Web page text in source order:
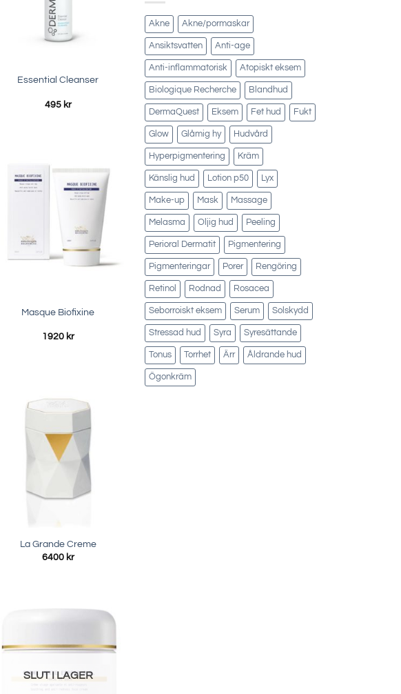
Essential Cleanser
495 kr
Masque Biofixine
1920 kr
La Grande Creme
6400 kr
SLUT I LAGER
Akne Akne/pormaskar
Ansiktsvatten Anti-age
Anti-inflammatorisk Atopiskt eksem
Biologique Recherche Blandhud
DermaQuest Eksem Fet hud Fukt
Glow Glåmig hy Hudvård
Hyperpigmentering Kräm
Känslig hud Lotion p50 Lyx
Make-up Mask Massage
Melasma Oljig hud Peeling
Perioral Dermatit Pigmentering
Pigmenteringar Porer Rengöring
Retinol Rodnad Rosacea
Seborroiskt eksem Serum Solskydd
Stressad hud Syra Syresättande
Tonus Torrhet Ärr Åldrande hud
Ögonkräm